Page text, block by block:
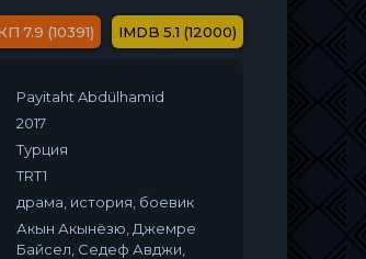
7.9 (10391) 5.1 (12000)
Payitaht Abdülhamid
2017
Турция
TRT1
драма, история, боевик
Акын Акынёзю, Джемре
Байсел, Седеф Авджи,